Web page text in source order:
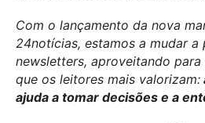
Com o lançamento da nova
24notícias, estamos a mudar a
newsletters, aproveitando
que os leitores mais valorizam:
ajuda a tomar decisões e a